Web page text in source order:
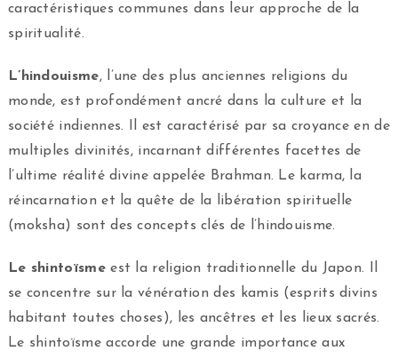
caractéristiques communes dans leur approche de la
spiritualité.
L’hindouisme, l’une des plus anciennes religions du
monde, est profondément ancré dans la culture et la
société indiennes. Il est caractérisé par sa croyance en de
multiples divinités, incarnant différentes facettes de
l’ultime réalité divine appelée Brahman. Le karma, la
réincarnation et la quête de la libération spirituelle
(moksha) sont des concepts clés de l’hindouisme.
Le shintoïsmeest la religion traditionnelle du Japon. Il
se concentre sur la vénération des kamis (esprits divins
habitant toutes choses), les ancêtres et les lieux sacrés.
Le shintoïsme accorde une grande importance aux